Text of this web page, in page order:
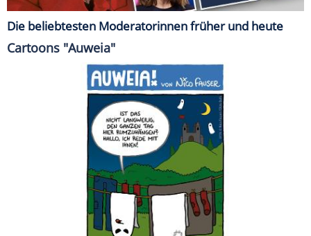
Die beliebtesten Moderatorinnen früher und heute
Cartoons "Auweia"